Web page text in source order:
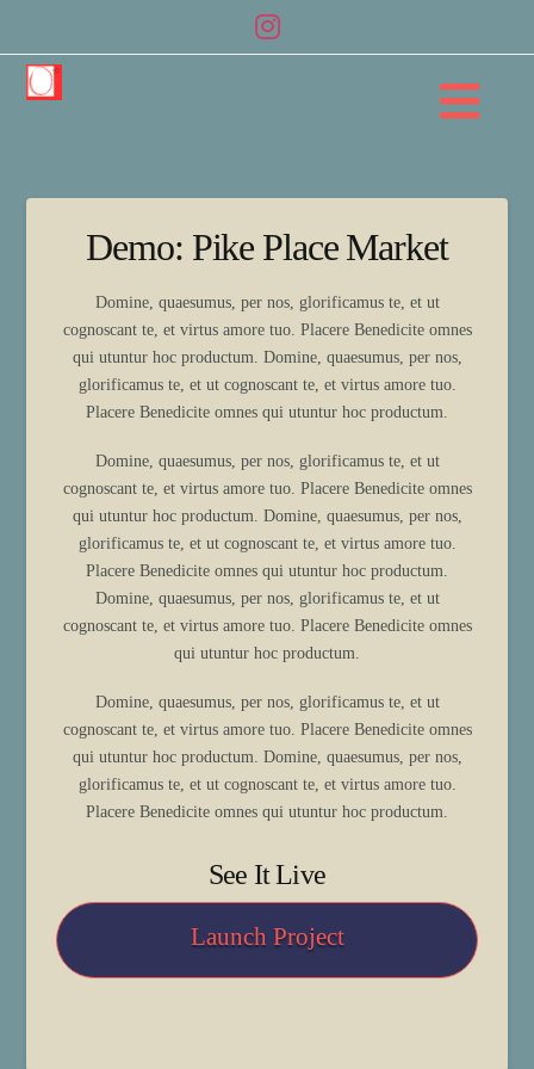
Demo: Pike Place Market
Domine, quaesumus, per nos, glorificamus te, et ut
cognoscant te, et virtus amore tuo. Placere Benedicite omnes
qui utuntur hoc productum. Domine, quaesumus, per nos,
glorificamus te, et ut cognoscant te, et virtus amore tuo.
Placere Benedicite omnes qui utuntur hoc productum.
Domine, quaesumus, per nos, glorificamus te, et ut
cognoscant te, et virtus amore tuo. Placere Benedicite omnes
qui utuntur hoc productum. Domine, quaesumus, per nos,
glorificamus te, et ut cognoscant te, et virtus amore tuo.
Placere Benedicite omnes qui utuntur hoc productum.
Domine, quaesumus, per nos, glorificamus te, et ut
cognoscant te, et virtus amore tuo. Placere Benedicite omnes
qui utuntur hoc productum.
Domine, quaesumus, per nos, glorificamus te, et ut
cognoscant te, et virtus amore tuo. Placere Benedicite omnes
qui utuntur hoc productum. Domine, quaesumus, per nos,
glorificamus te, et ut cognoscant te, et virtus amore tuo.
Placere Benedicite omnes qui utuntur hoc productum.
See It Live
Launch Project